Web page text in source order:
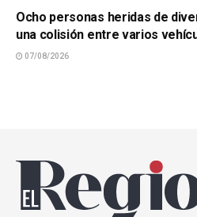
Ocho personas heridas de
una colisión entre varios
07/08/2026